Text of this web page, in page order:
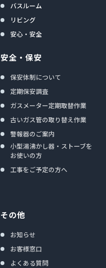
バスルーム
リビング
安心・安全
安全・保安
保安体制について
定期保安調査
ガスメーター定期取替作業
古いガス管の取り替え作業
警報器のご案内
小型湯沸かし器・ストーブを
お使いの方
工事をご予定の方へ
その他
お知らせ
お客様窓口
よくある質問